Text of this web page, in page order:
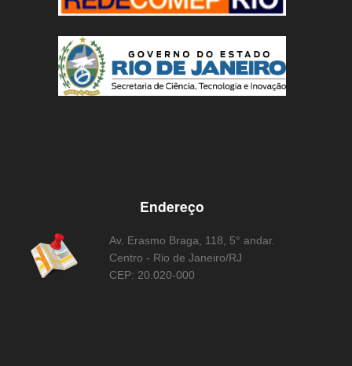
Endereço
Av. Erasmo Braga, 118, 5° andar.
Centro - Rio de Janeiro/RJ
CEP: 20.020-000